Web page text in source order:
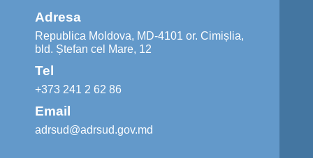
Adresa
Republica Moldova, MD-4101 or. Cimișlia,
bld. Ștefan cel Mare, 12
Tel
+373 241 2 62 86
Email
adrsud@adrsud.gov.md